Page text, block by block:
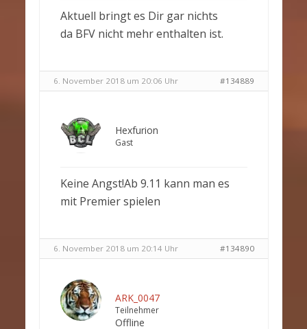
Aktuell bringt es Dir gar nichts
da BFV nicht mehr enthalten ist.
6. November 2018 um 20:06 Uhr #134889
Hexfurion
Gast
Keine Angst!Ab 9.11 kann man es
mit Premier spielen
6. November 2018 um 20:14 Uhr #134890
ARK_0047
Teilnehmer
Offline